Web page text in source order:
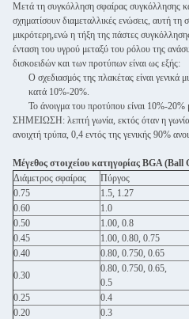
Μετά τη συγκόλληση σφαίρας συγκόλλησης
σχηματίσουν διαμεταλλικές ενώσεις, αυτή τη
μικρότερη,ενώ η τήξη της πάστες
ένταση του υγρού μεταξύ του ρόλου της
δισκοειδών και των προτύπων είναι ως εξής:
Ο σχεδιασμός της πλακέτας είναι γενικά
κατά 10%-20%.
Το άνοιγμα του προτύπου είναι 10%-20%
ΣΗΜΕΙΩΣΗ: λεπτή γωνία, εκτός όταν η
ανοιχτή τρύπα, 0,4 εντός της γενικής 90%
Μέγεθος στοιχείου κατηγορίας BGA
Διάμετρος σφαίρας
Πύργος
0.75
1.5, 1.27
0.60
1.0
0.50
1.00, 0.8
0.45
1.00, 0.80, 0.75
0.40
0.80, 0.750, 0.65
0.30
0.80, 0.750, 0.65,
0.5
0.25
0.4
0.20
0.3